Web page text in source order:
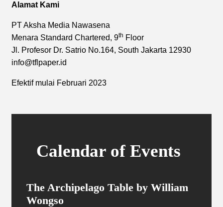
Alamat Kami
PT Aksha Media Nawasena
Menara Standard Chartered, 9th Floor
Jl. Profesor Dr. Satrio No.164, South Jakarta 12930
info@tflpaper.id
Efektif mulai Februari 2023
Calendar of Events
The Archipelago Table by William
Wongso